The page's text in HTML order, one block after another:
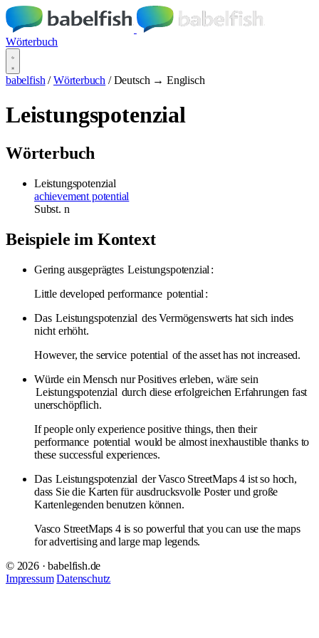
Wörterbuch
babelfish / Wörterbuch / Deutsch → Englisch
Leistungspotenzial
Wörterbuch
Leistungspotenzial
achievement potential
Subst. n
Beispiele im Kontext
Gering ausgeprägtes Leistungspotenzial :
Little developed performance potential :
Das Leistungspotenzial des Vermögenswerts hat sich indes
nicht erhöht.
However, the service potential of the asset has not increased.
Würde ein Mensch nur Positives erleben, wäre sein
Leistungspotenzial durch diese erfolgreichen Erfahrungen fast
unerschöpflich.
If people only experience positive things, then their
performance potential would be almost inexhaustible thanks to
these successful experiences.
Das Leistungspotenzial der Vasco StreetMaps 4 ist so hoch,
dass Sie die Karten für ausdrucksvolle Poster und große
Kartenlegenden benutzen können.
Vasco StreetMaps 4 is so powerful that you can use the maps
for advertising and large map legends.
© 2026 · babelfish.de
Impressum Datenschutz